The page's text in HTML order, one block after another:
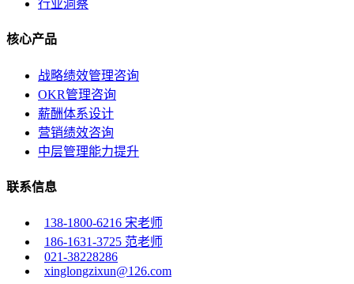
行业洞察
核心产品
战略绩效管理咨询
OKR管理咨询
薪酬体系设计
营销绩效咨询
中层管理能力提升
联系信息
138-1800-6216 宋老师
186-1631-3725 范老师
021-38228286
xinglongzixun@126.com